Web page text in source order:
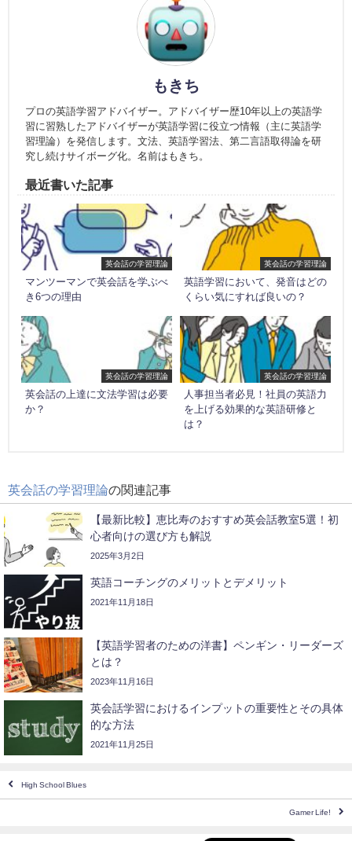
もきち
プロの英語学習アドバイザー。アドバイザー歴10年以上の英語学
習に習熟したアドバイザーが英語学習に役立つ情報（主に英語学
習理論）を発信します。文法、英語学習法、第二言語取得論を研
究し続けサイボーグ化。名前はもきち。
最近書いた記事
英会話の学習理論
マンツーマンで英会話を学ぶべ
き6つの理由
英会話の学習理論
英語学習において、発音はどの
くらい気にすれば良いの？
英会話の学習理論
英会話の上達に文法学習は必要
か？
英会話の学習理論
人事担当者必見！社員の英語力
を上げる効果的な英語研修と
は？
英会話の学習理論の関連記事
【最新比較】恵比寿のおすすめ英会話教室5選！初
心者向けの選び方も解説
2025年3月2日
英語コーチングのメリットとデメリット
2021年11月18日
【英語学習者のための洋書】ペンギン・リーダーズ
とは？
2023年11月16日
英会話学習におけるインプットの重要性とその具体
的な方法
2021年11月25日
High School Blues
Gamer Life!